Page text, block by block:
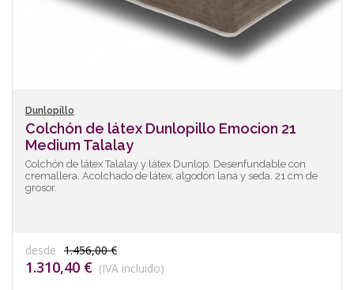
Dunlopillo
Colchón de látex Dunlopillo Emocion 21
Medium Talalay
Colchón de látex Talalay y látex Dunlop. Desenfundable con
cremallera. Acolchado de látex, algodón lana y seda. 21 cm de
grosor.
desde 1.456,00 €
1.310,40 € (IVA incluido)